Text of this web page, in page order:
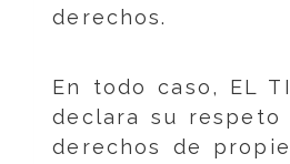
derechos.
En todo caso, EL
declara su respeto
derechos de